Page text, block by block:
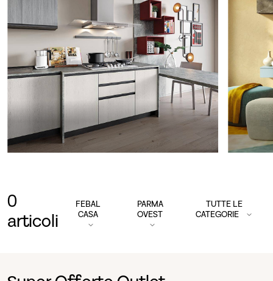
0
articoli
FEBAL
CASA
PARMA
OVEST
TUTTE LE
CATEGORIE